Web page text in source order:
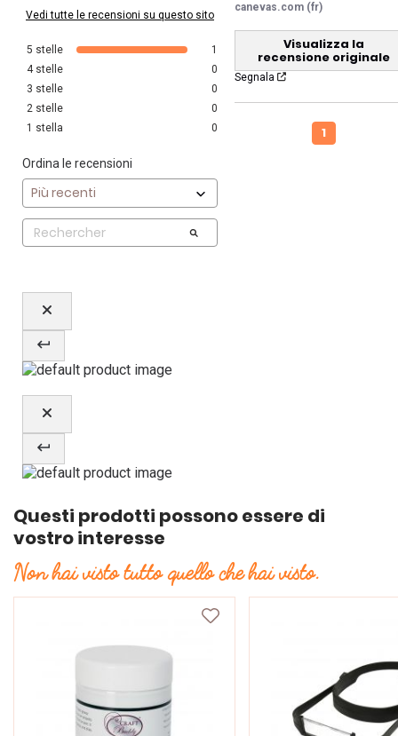
Vedi tutte le recensioni su questo sito
5 stelle
1
4 stelle
0
3 stelle
0
2 stelle
0
1 stella 0
Ordina le recensioni
canevas.com (fr)
Visualizza la
recensione originale
Segnala
1
Questi prodotti possono essere di
vostro interesse
Non hai visto tutto quello che hai visto.